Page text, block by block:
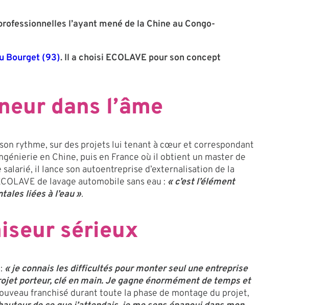
l’ayant mené de la Chine au Congo-
Bourget (93). Il a choisi ECOLAVE pour son concept
dans l’âme
son rythme, sur des projets lui tenant à cœur et correspondant
en Chine, puis en France où il obtient un master de
il lance son autoentreprise d’externalisation de la
de lavage automobile sans eau : « c’est l’élément
liées à l’eau ».
sérieux
« je connais les difficultés pour monter seul une entreprise
porteur, clé en main. Je gagne énormément de temps et
franchisé durant toute la phase de montage du projet,